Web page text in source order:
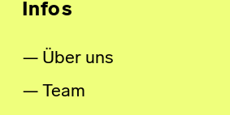
Infos
Über uns
Team